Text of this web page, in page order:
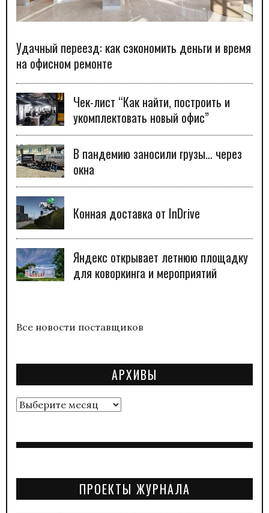
Удачный переезд: как сэкономить деньги и время
на офисном ремонте
Чек-лист “Как найти, построить и
укомплектовать новый офис”
В пандемию заносили грузы… через
окна
Конная доставка от InDrive
Яндекс открывает летнюю площадку
для коворкинга и мероприятий
Все новости поставщиков
АРХИВЫ
Архивы
ПРОЕКТЫ ЖУРНАЛА